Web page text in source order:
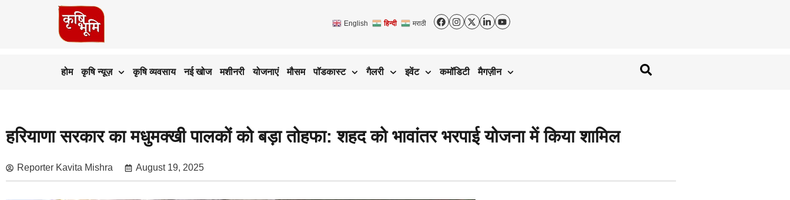
English हिन्दी मराठी
होम कृषि न्यूज़ कृषि व्यवसाय नई खोज मशीनरी योजनाएं मौसम पॉडकास्ट गैलरी इवेंट कमॉडिटी मैगज़ीन
हरियाणा सरकार का मधुमक्खी पालकों को बड़ा तोहफा: शहद को भावांतर भरपाई योजना में किया शामिल
Reporter Kavita Mishra August 19, 2025